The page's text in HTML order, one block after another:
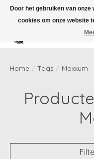
Home / Tags / Maxxum
Door het gebruiken van
cookies om onze website